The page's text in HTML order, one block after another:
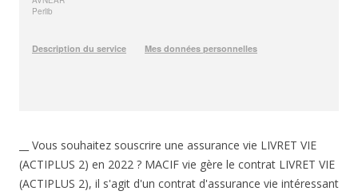
__ Vous souhaitez souscrire une assurance vie LIVRET VIE
(ACTIPLUS 2) en 2022 ? MACIF vie gère le contrat LIVRET VIE
(ACTIPLUS 2), il s'agit d'un contrat d'assurance vie intéressant